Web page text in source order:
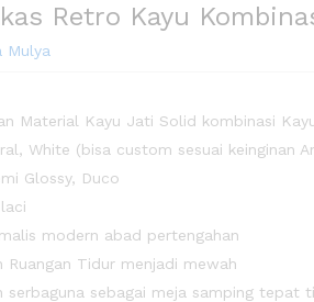
Retro Kayu
Mulya
Material Kayu Jati Solid kombinasi
White (bisa custom sesuai keinginan
Glossy, Duco
modern abad pertengahan
Ruangan Tidur menjadi mewah
serbaguna sebagai meja samping tepat